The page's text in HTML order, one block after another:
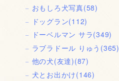
おもしろ犬写真(58)
ドッグラン(112)
ドーベルマン サラ(349)
ラブラドール りゅう (365)
他の犬(友達)(87)
犬とお出かけ(146)